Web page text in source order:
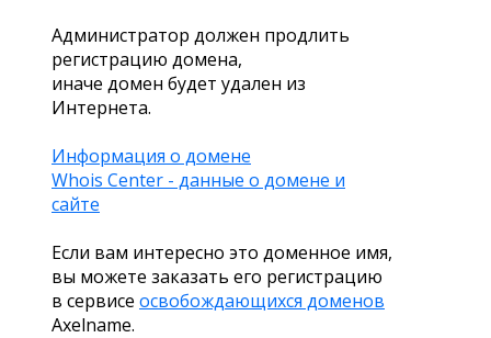
Администратор должен продлить
регистрацию домена,
иначе домен будет удален из
Интернета.
Информация о домене
Whois Center - данные о домене и
сайте
Если вам интересно это доменное имя,
вы можете заказать его регистрацию
в сервисе освобождающихся доменов
Axelname.